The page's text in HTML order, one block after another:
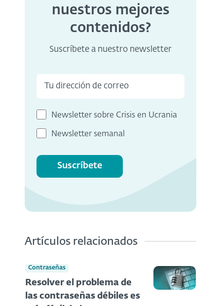
nuestros mejores
contenidos?
Suscríbete a nuestro newsletter
Newsletter sobre Crisis en Ucrania
Newsletter semanal
Suscríbete
Artículos relacionados
Contraseñas
Resolver el problema de
las contraseñas débiles es